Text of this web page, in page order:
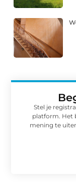
Stel je
platform. Het
mening te